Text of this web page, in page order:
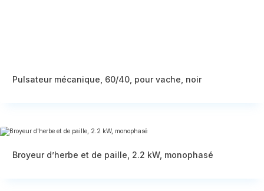
Pulsateur mécanique, 60/40, pour vache, noir
Broyeur d’herbe et de paille, 2.2 kW, monophasé